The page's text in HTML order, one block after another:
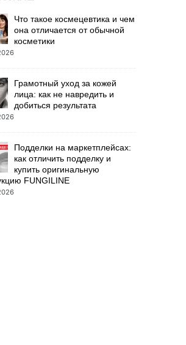
Что такое космецевтика и чем
она отличается от обычной
косметики
Грамотный уход за кожей
лица: как не навредить и
добиться результата
Подделки на маркетплейсах:
как отличить подделку и
купить оригинальную
FUNGILINE